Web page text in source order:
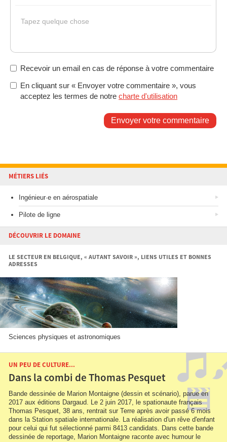
Tapez quelque chose
Recevoir un email en cas de réponse à votre commentaire
En cliquant sur « Envoyer votre commentaire », vous
acceptez les termes de notre charte d'utilisation
Envoyer votre commentaire
MÉTIERS LIÉS
Ingénieur·e en aérospatiale
Pilote de ligne
DÉCOUVRIR LE DOMAINE
LE SECTEUR EN BELGIQUE, « AUTANT SAVOIR », LIENS UTILES ET BONNES
ADRESSES
Sciences physiques et astronomiques
UN PEU DE CULTURE...
Dans la combi de Thomas Pesquet
Bande dessinée de Marion Montaigne (dessin et scénario), parue en
2017 aux éditions Dargaud. Le 2 juin 2017, le spationaute français
Thomas Pesquet, 38 ans, rentrait sur Terre après avoir passé 6 mois
dans la Station spatiale internationale. La réalisation d'un rêve d'enfant
pour celui qui fut sélectionné parmi 8413 candidats. Dans cette bande
dessinée de reportage, Marion Montaigne raconte avec humour le